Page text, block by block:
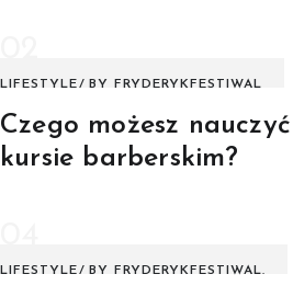
LIFESTYLE BY FRYDERYKFESTIWAL
Czego możesz
kursie barberskim?
LIFESTYLE BY FRYDERYKFESTIWAL.